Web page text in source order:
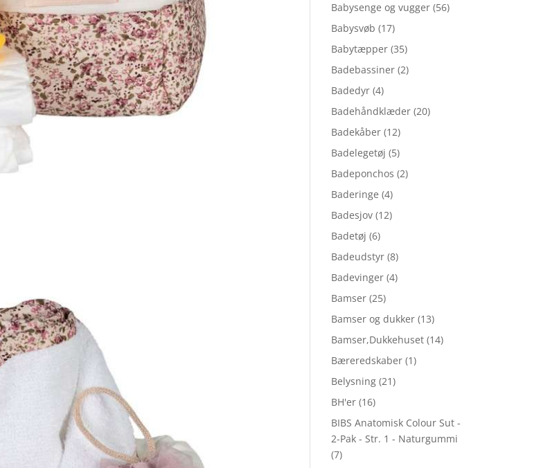
Babysenge og vugger (56)
Babysvøb (17)
Babytæpper (35)
Badebassiner (2)
Badedyr (4)
Badehåndklæder (20)
Badekåber (12)
Badelegetøj (5)
Badeponchos (2)
Baderinge (4)
Badesjov (12)
Badetøj (6)
Badeudstyr (8)
Badevinger (4)
Bamser (25)
Bamser og dukker (13)
Bamser,Dukkehuset (14)
Bæreredskaber (1)
Belysning (21)
BH'er (16)
BIBS Anatomisk Colour Sut -
2-Pak - Str. 1 - Naturgummi
(7)